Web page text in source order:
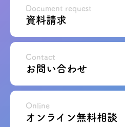
資料請求
Document request
お問い合わせ
Contact
オンライン無料相談
Online